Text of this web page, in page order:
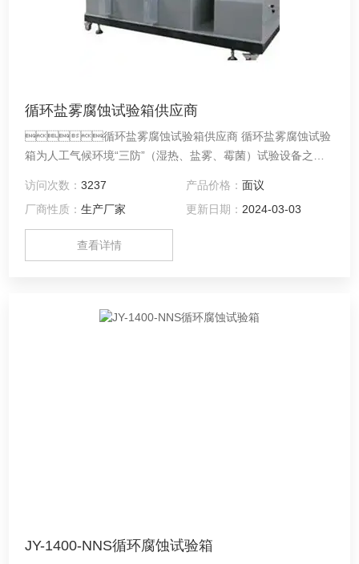
循环盐雾腐蚀试验箱供应商
循环盐雾腐蚀试验箱供应商 循环盐雾腐蚀试验
箱为人工气候环境“三防”（湿热、盐雾、霉菌）试验设备之
适应性和可靠性的一种重要试验设备。性能指标符合
GB/T5170.8《电工电子产品环境试验设备基本参数检定方法》
的要求。
访问次数：3237 产品价格： 面议
厂商性质：生产厂家 更新日期： 2024-03-03
查看详情
JY-1400-NNS循环腐蚀试验箱